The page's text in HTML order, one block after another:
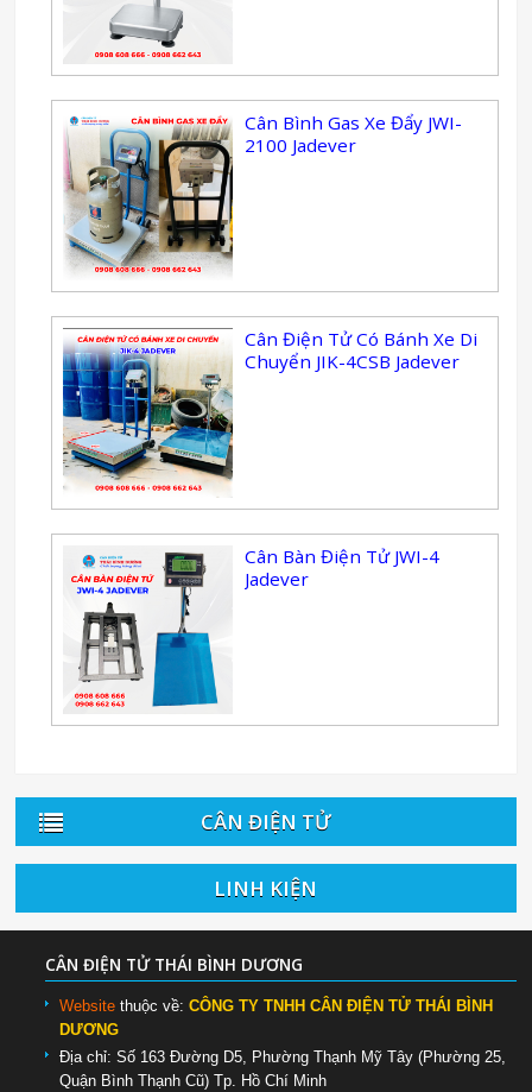
Cân Bình Gas Xe Đẩy JWI-
2100 Jadever
Cân Điện Tử Có Bánh Xe Di
Chuyển JIK-4CSB Jadever
Cân Bàn Điện Tử JWI-4
Jadever
CÂN ĐIỆN TỬ
LINH KIỆN
CÂN ĐIỆN TỬ THÁI BÌNH DƯƠNG
Website thuộc về:CÔNG TY TNHH CÂN ĐIỆN TỬ THÁI BÌNH
DƯƠNG
Địa chỉ: Số 163 Đường D5, Phường Thạnh Mỹ Tây (Phường 25,
Quận Bình Thạnh Cũ) Tp. Hồ Chí Minh